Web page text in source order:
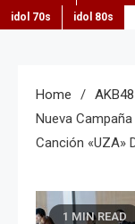
idol 70s
idol 80s
Home
AKB48
Nueva
Canción «UZA»
1 MIN READ